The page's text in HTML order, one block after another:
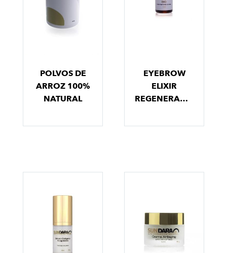
POLVOS DE
ARROZ 100%
NATURAL
EYEBROW
ELIXIR
REGENERADOR